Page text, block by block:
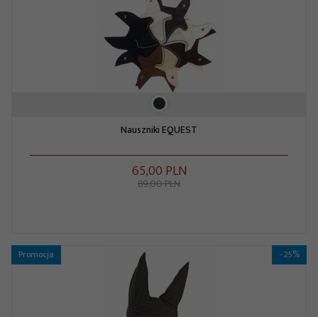
Nauszniki EQUEST
65,00 PLN
89,00 PLN
Promocja - 25%